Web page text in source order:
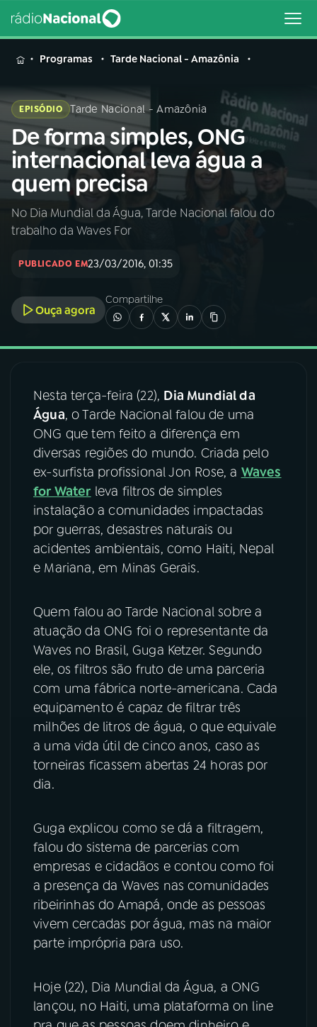
MENU
Buscar
na
Rádio
Nacional
Buscar
AO VIVO
INÍCIO
A RÁDIO
03PROGRAMAÇÃO
04 PROGRAMAS
PODCASTS
06VIDEOCASTS
ÚLTIMAS
ACOMPANHE A RÁDIO NACIONAL
YouTube Facebook
TikTok
Programas Tarde Nacional - Amazônia
EPISÓDIO Tarde Nacional - Amazônia
De forma simples, ONG
internacional leva água a
quem precisa
No Dia Mundial da Água, Tarde Nacional falou do
trabalho da Waves For
PUBLICADO EM23/03/2016, 01:35
Ouça agora
Compartilhe
Nesta terça-feira (22), Dia Mundial da
Água, o Tarde Nacional falou de uma
ONG que tem feito a diferença em
diversas regiões do mundo. Criada pelo
ex-surfista profissional Jon Rose, a Waves
for Water leva filtros de simples
instalação a comunidades impactadas
por guerras, desastres naturais ou
acidentes ambientais, como Haiti, Nepal
e Mariana, em Minas Gerais.
Quem falou ao Tarde Nacional sobre a
atuação da ONG foi o representante da
Waves no Brasil, Guga Ketzer. Segundo
ele, os filtros são fruto de uma parceria
com uma fábrica norte-americana. Cada
equipamento é capaz de filtrar três
milhões de litros de água, o que equivale
a uma vida útil de cinco anos, caso as
torneiras ficassem abertas 24 horas por
dia.
Guga explicou como se dá a filtragem,
falou do sistema de parcerias com
empresas e cidadãos e contou como foi
a presença da Waves nas comunidades
ribeirinhas do Amapá, onde as pessoas
vivem cercadas por água, mas na maior
parte imprópria para uso.
Hoje (22), Dia Mundial da Água, a ONG
lançou, no Haiti, uma plataforma on line